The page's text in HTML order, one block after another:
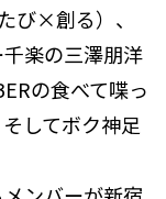
び×創る）、
楽の三澤朋洋
の食べて喋っ
してボク神足